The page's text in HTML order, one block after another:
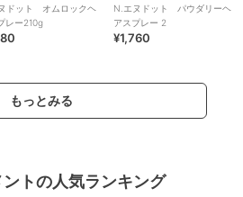
ドット オムロックヘ
レー210g
N.エヌドット パウダリーヘ
アスプレー 2
¥1,760
もっとみる
トの人気ランキング